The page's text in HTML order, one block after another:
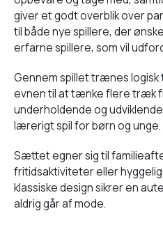
giver et godt overblik over
til både nye spillere, der
erfarne spillere, som vil
Gennem spillet trænes
evnen til at tænke flere træk
underholdende og
lærerigt spil for børn og unge.
Sættet egner sig til
fritidsaktiviteter eller
klassiske design sikrer en
aldrig går af mode.